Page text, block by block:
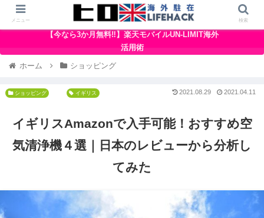
【今なら3か月無料‼】楽天モバイルUN-LIMIT海外
活用術
ホーム ショッピング
イギリスAmazonで入手可能！おすすめ空
気清浄機４選｜日本のレビューから分析し
てみた
2021.08.29 2021.04.11
ショッピング イギリス
メニュー 検索